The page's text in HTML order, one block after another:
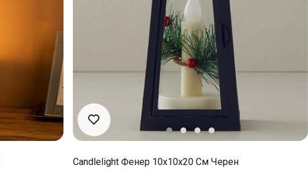
Candlelight Фенер 10x10x20 См Черен